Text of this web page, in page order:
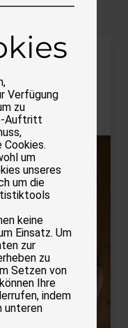
fehlen…
AG
Verfügung
zu
Auftritt
um
unseres
um die
keine
Einsatz. Um
zur
zu
Setzen von
Ihre
indem
unteren